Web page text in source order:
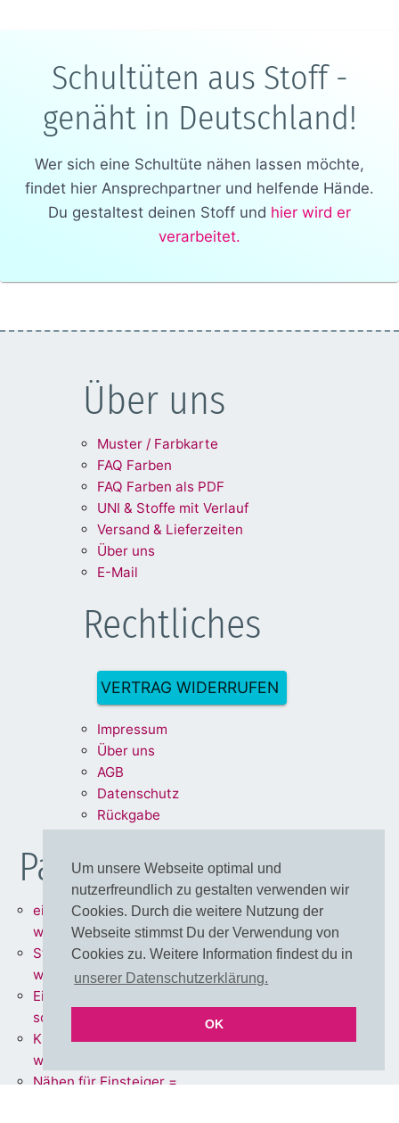
Um unsere Webseite optimal und
nutzerfreundlich zu gestalten verwenden wir
Cookies. Durch die weitere Nutzung der
Webseite stimmst Du der Verwendung von
Cookies zu. Weitere Information findest du in
unserer Datenschutzerklärung.
OK
Schultüten aus Stoff -
genäht in Deutschland!
Wer sich eine Schultüte nähen lassen möchte,
findet hier Ansprechpartner und helfende Hände.
Du gestaltest deinen Stoff und hier wird er
verarbeitet.
Über uns
Muster / Farbkarte
FAQ Farben
FAQ Farben als PDF
UNI & Stoffe mit Verlauf
Versand & Lieferzeiten
Über uns
E-Mail
Rechtliches
VERTRAG WIDERRUFEN
Impressum
Über uns
AGB
Datenschutz
Rückgabe
Partnershops
einfärbbare Meterware =
www.stoff.love
Stoffe + Schnittmuster =
www.schnoffle.de
Eigene Stoffe = www.stoff-
schmie.de
Kissen Made in Germany =
www.kissen.love
Nähen für Einsteiger =